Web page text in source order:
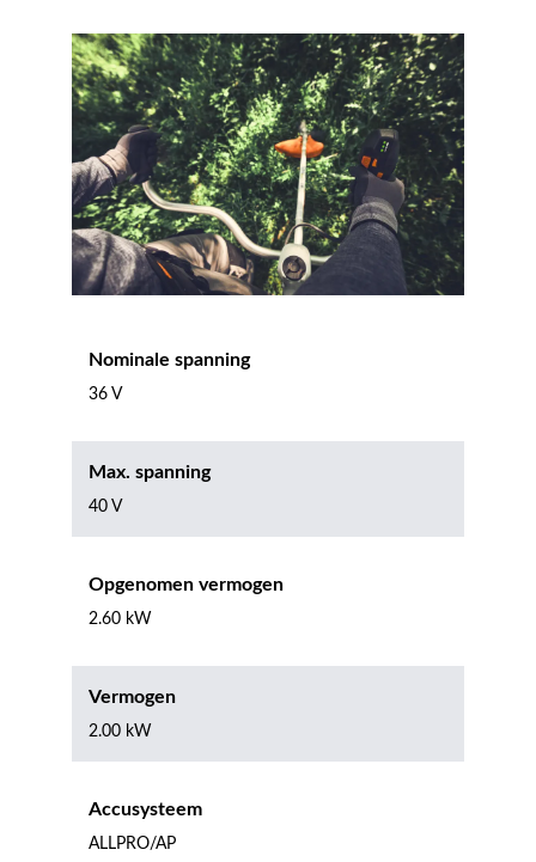
Nominale spanning
36 V
Max. spanning
40 V
Opgenomen vermogen
2.60 kW
Vermogen
2.00 kW
Accusysteem
ALLPRO/AP